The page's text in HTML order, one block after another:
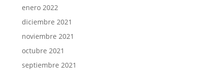
enero 2022
diciembre 2021
noviembre 2021
octubre 2021
septiembre 2021